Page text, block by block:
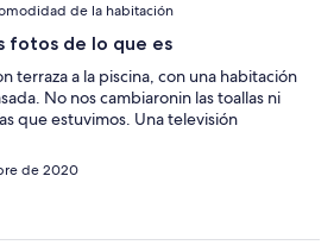
de la habitación
fotos de lo que es
terraza a la piscina, con una habitación
No nos cambiaronin las toallas ni
que estuvimos. Una televisión
de 2020